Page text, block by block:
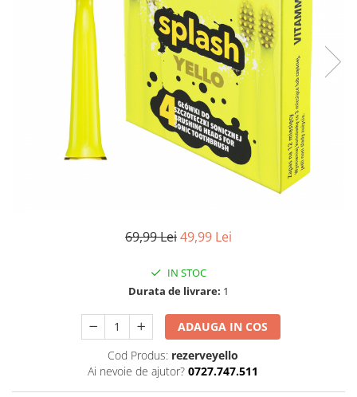
Pulsoximetre
Pulsoximetre de deget
Pulsoximetre profesionale
Monitorizare medicala
Stetoscoape
Spirometre
Suporturi ortopedice si orteze
Ingrijire personala & cosmetice
Ingrijire personala
Cantare corporale
Ingrjire faciala
69,99 Lei49,99 Lei
IN STOC
Durata de livrare: 1
ADAUGA IN COS
Cod Produs: rezerveyello
Ai nevoie de ajutor? 0727.747.511